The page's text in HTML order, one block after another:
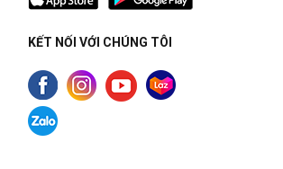
KẾT NỐI VỚI CHÚNG TÔI